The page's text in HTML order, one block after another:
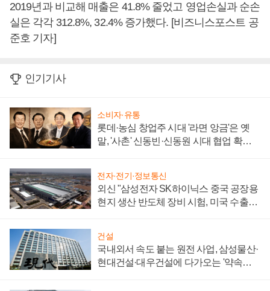
2019년과 비교해 매출은 41.8% 줄었고 영업손실과 순손
실은 각각 312.8%, 32.4% 증가했다. [비즈니스포스트 공
준호 기자]
인기기사
소비자·유통
롯데·농심 창업주 시대 '라면 앙금'은 옛
말, '사촌' 신동빈·신동원 시대 협업 확대
전자·전기·정보통신
외신 "삼성전자 SK하이닉스 중국 공장용
현지 생산 반도체 장비 시험, 미국 수출통
건설
국내외서 속도 붙는 원전 사업, 삼성물산·
현대건설·대우건설에 다가오는 '약속의